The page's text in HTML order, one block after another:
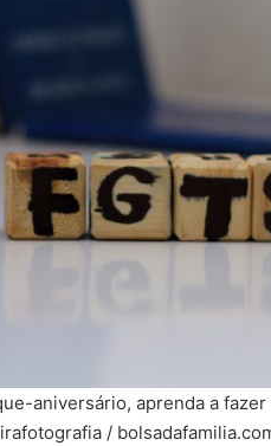
aniversário, aprenda a
/